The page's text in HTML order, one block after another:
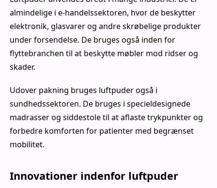
almindelige i e-handelssektoren, hvor de beskytter
elektronik, glasvarer og andre skrøbelige produkter
under forsendelse. De bruges også inden for
flyttebranchen til at beskytte møbler mod ridser og
skader.
Udover pakning bruges luftpuder også i
sundhedssektoren. De bruges i specieldesignede
madrasser og siddestole til at aflaste trykpunkter og
forbedre komforten for patienter med begrænset
mobilitet.
Innovationer indenfor luftpuder